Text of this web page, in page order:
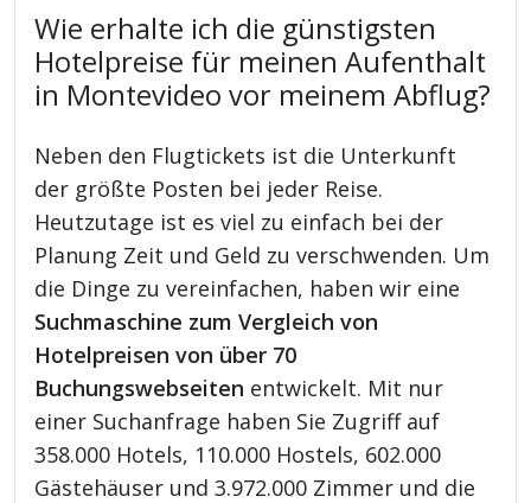
Wie erhalte ich die günstigsten
Hotelpreise für meinen Aufenthalt
in Montevideo vor meinem Abflug?
Neben den Flugtickets ist die Unterkunft
der größte Posten bei jeder Reise.
Heutzutage ist es viel zu einfach bei der
Planung Zeit und Geld zu verschwenden. Um
die Dinge zu vereinfachen, haben wir eine
Suchmaschine zum Vergleich von
Hotelpreisen von über 70
Buchungswebseiten entwickelt. Mit nur
einer Suchanfrage haben Sie Zugriff auf
358.000 Hotels, 110.000 Hostels, 602.000
Gästehäuser und 3.972.000 Zimmer und die